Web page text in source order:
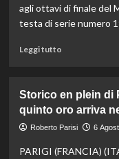
agli ottavi di finale del
testa di serie numero
Leggi tuttoLeggi
Darderi
agli
ottavi
Masters
Storico en plein di
quinto oro arriva
Roberto Parisi 6
PARIGI (FRANCIA)